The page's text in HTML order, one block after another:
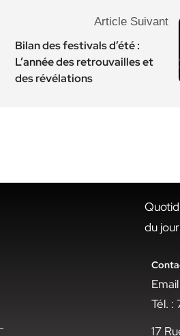
Article Suivant
Bilan des festivals d’été :
L’année des retrouvailles et
des révélations
du
Tél. :
17